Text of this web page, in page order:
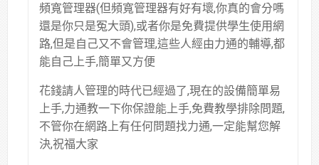
頻寬管理器(但頻寬管理器有好有壞,你真的會分嗎
還是你只是冤大頭),或者你是免費提供學生使用網
路,但是自己又不會管理,這些人經由力通的輔導,都
能自己上手,簡單又方便
花錢請人管理的時代已經過了,現在的設備簡單易
上手,力通教一下你保證能上手,免費教學排除問題,
不管你在網路上有任何問題找力通,一定能幫您解
決,祝福大家